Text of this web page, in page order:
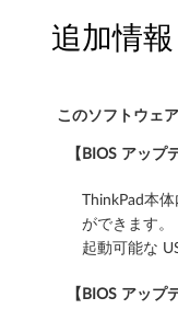
W
n
追加情報
このソフトウェ
【BIOS アップ
ThinkPad本
ができます。
起動可能な
【BIOS アップ